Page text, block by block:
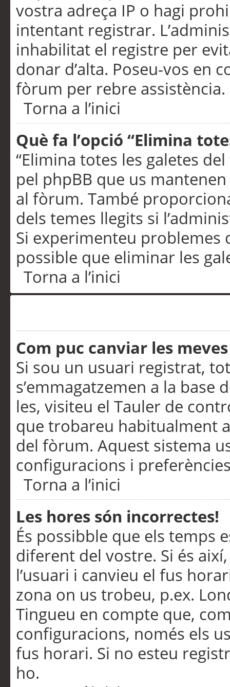
vostra adreça IP o hagi
intentant registrar.
inhabilitat el registre per
donar d’alta. Poseu-vos en
fòrum per rebre assistència.
Torna a l’inici
Què fa l’opció “Elimina
“Elimina totes les galetes
pel phpBB que us
al fòrum. També
dels temes llegits si
Si experimenteu problemes
possible que eliminar les
Torna a l’inici
Com puc canviar les
Si sou un usuari registrat,
s’emmagatzemen a la
les, visiteu el Tauler de
que trobareu habitualment
del fòrum. Aquest sistema
configuracions i
Torna a l’inici
Les hores són incorrectes!
És possibble que els temps
diferent del vostre. Si és
l’usuari i canvieu el fus
zona on us trobeu, p.ex.
Tingueu en compte que,
configuracions, només els
fus horari. Si no esteu
ho.